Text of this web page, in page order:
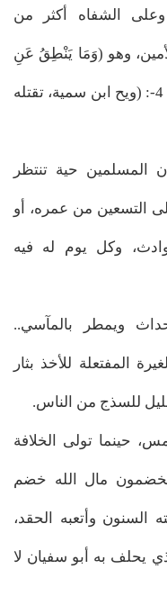
الشفاه أكثر من
وهو (وَمَا يَنْطِقُ عَنِ
الْهَوَى إِنْ هُوَ إِلاَ وَحْيٌ يُوحَى) - النجم: 4-: (ويح ابن سمية، تقتله
المسلمين حية تنتظر
التسعين من عمره، أو
وكل يوم له فيه
ويمطر بالمآسي..
المفتعلة للأخذ بثار
للسذج من الناس.
حينما تولى الخلافة
يخضمون مال الله خضم
السنون وأتعبه الحقد،
يحلف به أبو سفيان لا